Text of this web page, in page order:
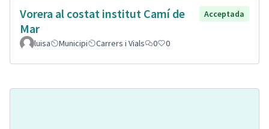
Vorera al costat institut Camí de
Mar
Acceptada
luisa Municipi Carrers i Vials 0 0